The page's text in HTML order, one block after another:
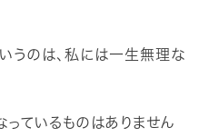
うのは、私には一生無理な
ているものはありません